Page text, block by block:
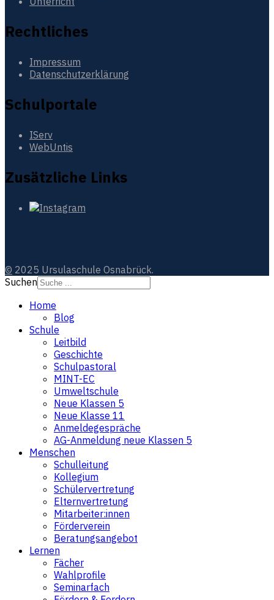
Rechtliches
Impressum
Datenschutzerklärung
Schulportale
IServ
WebUntis
Zusätzliche Links
© 2025 Ursulaschule Osnabrück.
Suchen
Home
Blog
Schule
Leitbild
Geschichte
Schulpastoral
MINT-EC
Umweltschule
Neue Klassen 5
Neue Klasse 11
Anmeldegespräche
AG-Anmeldung neue Klassen 5
Menschen
Schulleitung
Kollegium
Schülervertretung
Elternvertretung
Mitarbeiter:innen
Förderverein
Beratungsangebot
Lernen
Fächer
Wahlprofile
Seminarfach